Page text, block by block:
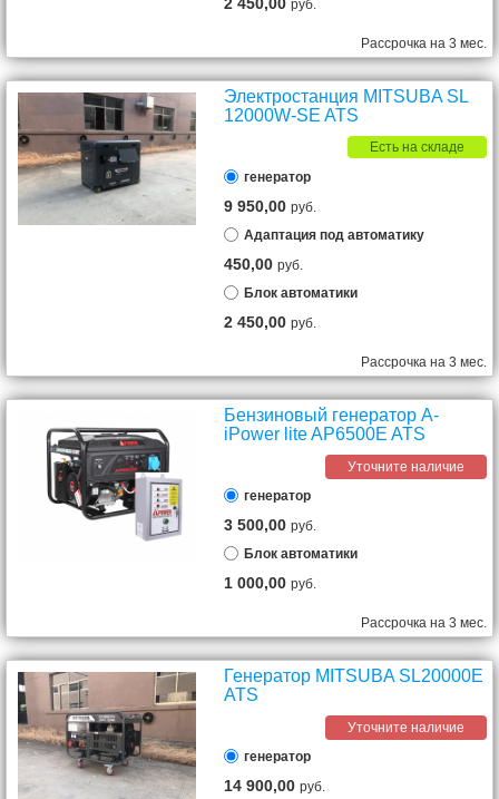
руб.
Рассрочка на 3 мес.
Электростанция MITSUBA SL
12000W-SE ATS
Есть на складе
генератор
9 950,00руб.
Адаптация под автоматику
450,00руб.
Блок автоматики
2 450,00руб.
Рассрочка на 3 мес.
Бензиновый генератор A-
iPower lite AP6500E ATS
Уточните наличие
генератор
3 500,00руб.
Блок автоматики
1 000,00руб.
Рассрочка на 3 мес.
Генератор MITSUBA SL20000E
ATS
Уточните наличие
генератор
14 900,00руб.